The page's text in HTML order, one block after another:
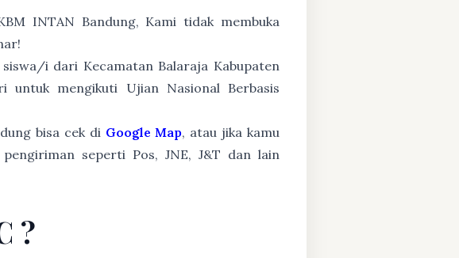
INTAN Bandung, Kami tidak membuka
siswa/i dari Kecamatan Balaraja Kabupaten
untuk mengikuti Ujian Nasional Berbasis
bisa cek di Google Map, atau jika kamu
seperti Pos, JNE, J&T dan lain
?